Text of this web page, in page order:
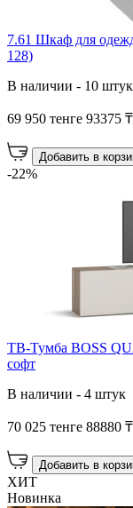
7.61 Шкаф для
128)
В наличии - 10 штук
69 950 тенге 93375 ₸
Добавить в
-22%
ТВ-Тумба BOSS
софт
В наличии - 4 штук
70 025 тенге 88880 ₸
Добавить в
ХИТ
Новинка